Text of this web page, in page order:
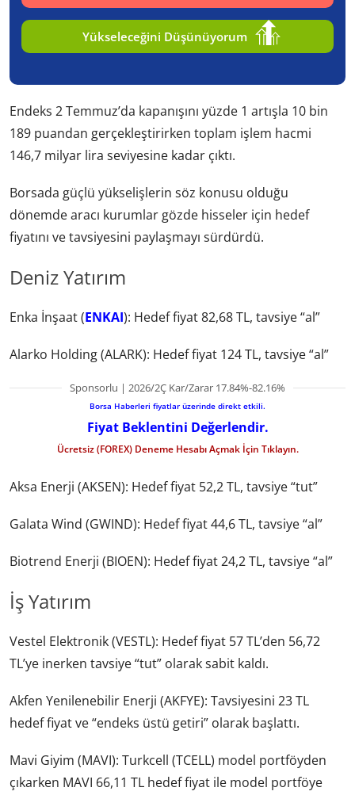
Yükseleceğini Düşünüyorum
Endeks 2 Temmuz’da kapanışını yüzde 1 artışla 10 bin
189 puandan gerçekleştirirken toplam işlem hacmi
146,7 milyar lira seviyesine kadar çıktı.
Borsada güçlü yükselişlerin söz konusu olduğu
dönemde aracı kurumlar gözde hisseler için hedef
fiyatını ve tavsiyesini paylaşmayı sürdürdü.
Deniz Yatırım
Enka İnşaat (ENKAI): Hedef fiyat 82,68 TL, tavsiye “al”
Alarko Holding (ALARK): Hedef fiyat 124 TL, tavsiye “al”
Sponsorlu | 2026/2Ç Kar/Zarar 17.84%-82.16%
Borsa Haberleri fiyatlar üzerinde direkt etkili.
Fiyat Beklentini Değerlendir.
Ücretsiz (FOREX) Deneme Hesabı Açmak İçin Tıklayın.
Aksa Enerji (AKSEN): Hedef fiyat 52,2 TL, tavsiye “tut”
Galata Wind (GWIND): Hedef fiyat 44,6 TL, tavsiye “al”
Biotrend Enerji (BIOEN): Hedef fiyat 24,2 TL, tavsiye “al”
İş Yatırım
Vestel Elektronik (VESTL): Hedef fiyat 57 TL’den 56,72
TL’ye inerken tavsiye “tut” olarak sabit kaldı.
Akfen Yenilenebilir Enerji (AKFYE): Tavsiyesini 23 TL
hedef fiyat ve “endeks üstü getiri” olarak başlattı.
Mavi Giyim (MAVI): Turkcell (TCELL) model portföyden
çıkarken MAVI 66,11 TL hedef fiyat ile model portföye